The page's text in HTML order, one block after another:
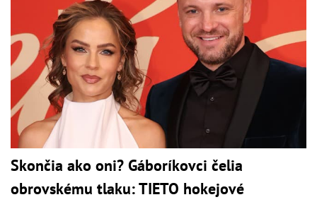
Skončia ako oni? Gáboríkovci čelia
obrovskému tlaku: TIETO hokejové